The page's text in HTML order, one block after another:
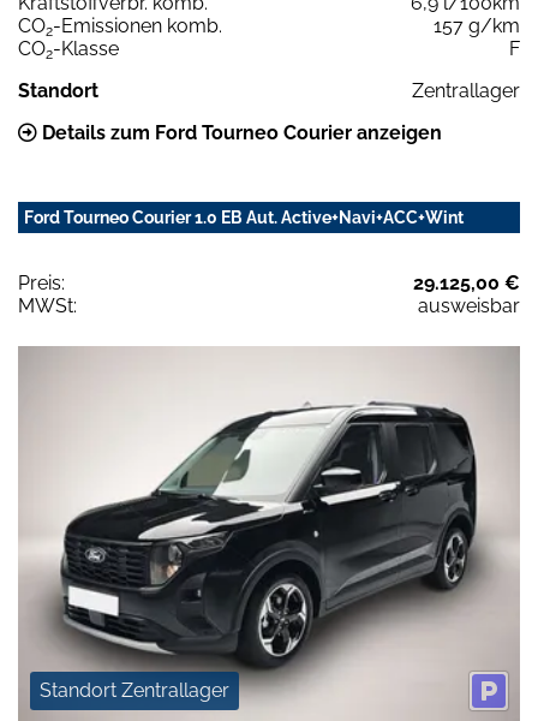
CO2-Emissionen komb.
157 g/km
CO2-Klasse
F
Standort
Zentrallager
Details zum Ford Tourneo Courier anzeigen
Ford Tourneo Courier 1.0 EB Aut. Active+Navi+ACC+Wint
Preis:
29.125,00 €
MWSt:
ausweisbar
Standort Zentrallager